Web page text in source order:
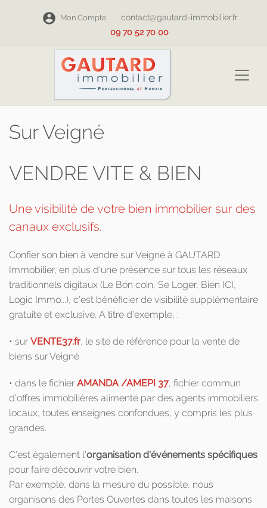
Mon Compte
contact@gautard-immobilier.fr
09 70 52 70 00
Sur Veigné
VENDRE VITE & BIEN
Une visibilité de votre bien immobilier sur des
canaux exclusifs.
Confier son bien à vendre sur Veigné à GAUTARD
Immobilier, en plus d'une présence sur tous les réseaux
traditionnels digitaux (Le Bon coin, Se Loger, Bien ICI,
Logic Immo...), c'est bénéficier de visibilité supplémentaire
gratuite et exclusive. A titre d'exemple, :
• sur VENTE37.fr, le site de référence pour la vente de
biens sur Veigné
• dans le fichier AMANDA /AMEPI 37, fichier commun
d’offres immobilières alimenté par des agents immobiliers
locaux, toutes enseignes confondues, y compris les plus
grandes.
C'est également l'organisation d'événements spécifiques
pour faire découvrir votre bien.
Par exemple, dans la mesure du possible, nous
organisons des Portes Ouvertes dans toutes les maisons